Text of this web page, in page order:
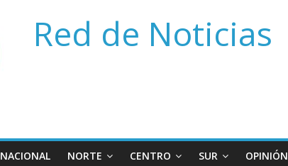
Red de Noticias
NACIONAL NORTE CENTRO SUR OPINIÓN